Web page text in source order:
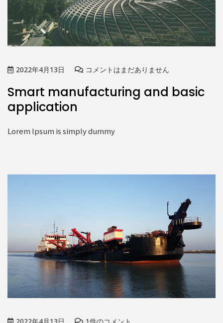
2022年4月13日 コメントはまだありません
Smart manufacturing and basic
application
Lorem Ipsum is simply dummy